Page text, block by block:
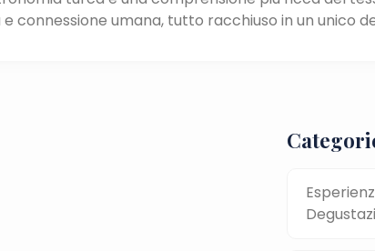
connessione umana, tutto racchiuso in un unico